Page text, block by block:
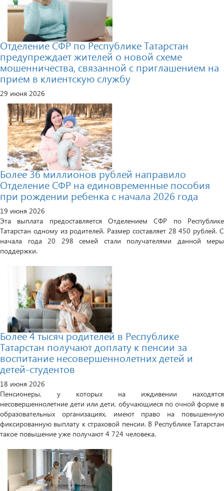
Отделение СФР по Республике Татарстан
предупреждает жителей о новой схеме
мошенничества, связанной с приглашением на
прием в клиентскую службу
29 июня 2026
Более 36 миллионов рублей направило
Отделение СФР на единовременные пособия
при рождении ребенка с начала 2026 года
19 июня 2026
Эта выплата предоставляется Отделением СФР по Республике
Татарстан одному из родителей. Размер составляет 28 450 рублей. С
начала года 20 298 семей стали получателями данной меры
поддержки.
Более 4 тысяч родителей в Республике
Татарстан получают доплату к пенсии за
воспитание несовершеннолетних детей и
детей-студентов
18 июня 2026
Пенсионеры, у которых на иждивении находятся
несовершеннолетние дети или дети, обучающиеся по очной форме в
образовательных организациях, имеют право на повышенную
фиксированную выплату к страховой пенсии. В Республике Татарстан
такое повышение уже получают 4 724 человека.